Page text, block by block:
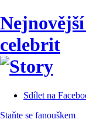
celebrit
Sdílet na
Staňte se fanouškem